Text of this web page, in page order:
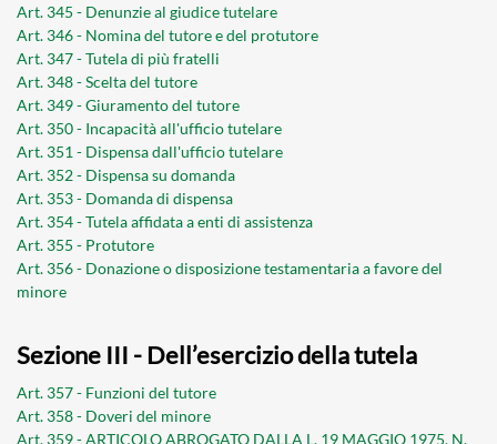
Art. 345 - Denunzie al giudice tutelare
Art. 346 - Nomina del tutore e del protutore
Art. 347 - Tutela di più fratelli
Art. 348 - Scelta del tutore
Art. 349 - Giuramento del tutore
Art. 350 - Incapacità all'ufficio tutelare
Art. 351 - Dispensa dall'ufficio tutelare
Art. 352 - Dispensa su domanda
Art. 353 - Domanda di dispensa
Art. 354 - Tutela affidata a enti di assistenza
Art. 355 - Protutore
Art. 356 - Donazione o disposizione testamentaria a favore del
minore
Sezione III - Dell’esercizio della tutela
Art. 357 - Funzioni del tutore
Art. 358 - Doveri del minore
Art. 359 - ARTICOLO ABROGATO DALLA L. 19 MAGGIO 1975, N.